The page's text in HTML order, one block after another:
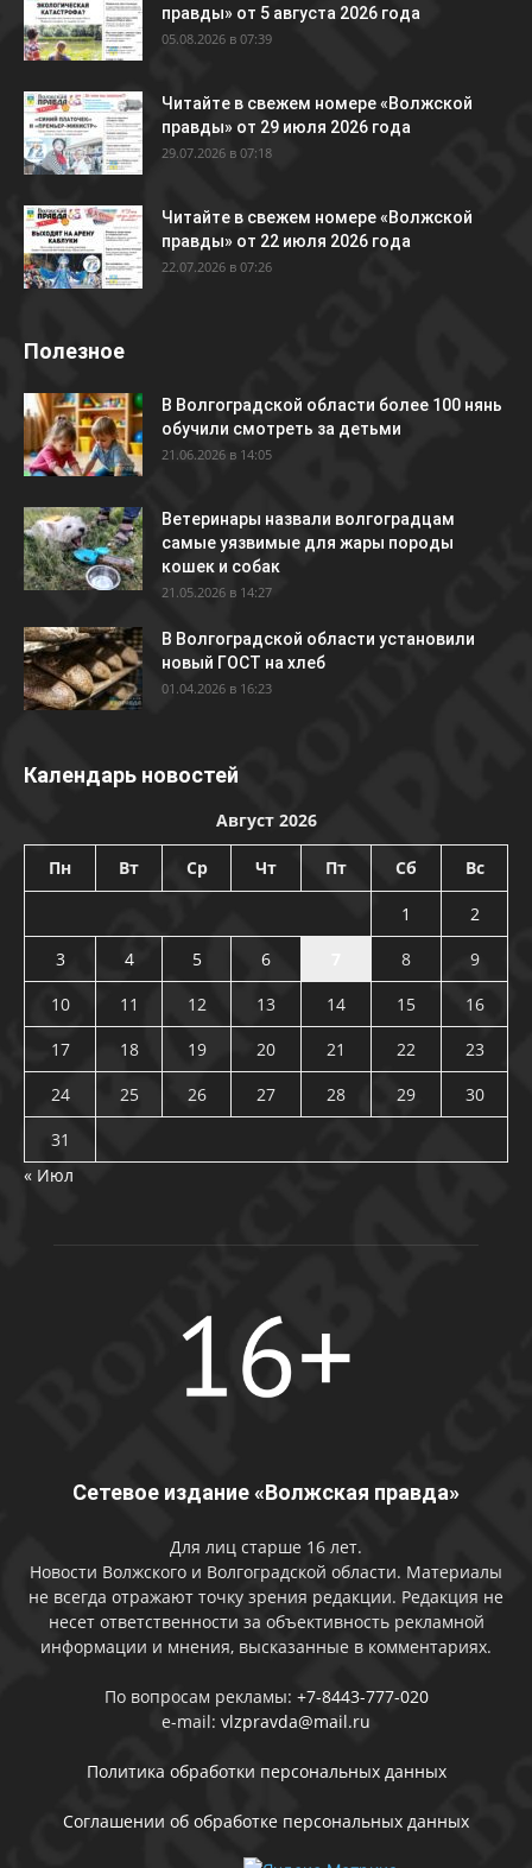
правды» от 5 августа 2026 года
05.08.2026 в 07:39
Читайте в свежем номере «Волжской
правды» от 29 июля 2026 года
29.07.2026 в 07:18
Читайте в свежем номере «Волжской
правды» от 22 июля 2026 года
22.07.2026 в 07:26
Полезное
В Волгоградской области более 100 нянь
обучили смотреть за детьми
21.06.2026 в 14:05
Ветеринары назвали волгоградцам
самые уязвимые для жары породы
кошек и собак
21.05.2026 в 14:27
В Волгоградской области установили
новый ГОСТ на хлеб
01.04.2026 в 16:23
Календарь новостей
Август 2026
Пн Вт Ср Чт Пт Сб Вс
1
2
3
4 5 6 8
9
10
11 12 13 14 15
16
17
18 19 20 21 22
23
24
25 26 27 28 29
30
31
« Июл
Сетевое издание «Волжская правда»
Для лиц старше 16 лет.
Новости Волжского и Волгоградской области. Материалы
не всегда отражают точку зрения редакции. Редакция не
несет ответственности за объективность рекламной
информации и мнения, высказанные в комментариях.
По вопросам рекламы: +7-8443-777-020
e-mail: vlzpravda@mail.ru
Политика обработки персональных данных
Соглашении об обработке персональных данных